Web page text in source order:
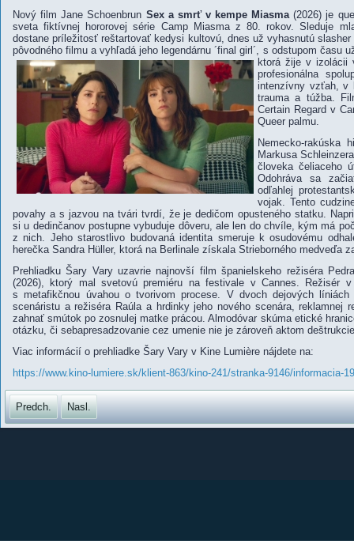
Nový film Jane Schoenbrun Sex a smrť v kempe Miasma(2026) je
sveta fiktívnej hororovej série Camp Miasma z 80. rokov. Sleduje
dostane príležitosť reštartovať kedysi kultovú, dnes už vyhasnutú
pôvodného filmu a vyhľadá jeho legendárnu ´final girl´, s odstupom času
ktorá žije v izolácii
profesionálna
intenzívny vzťah, v
trauma a túžba.
Certain Regard v
Queer palmu.
Nemecko-rakúska
Markusa
človeka čeliaceho
Odohráva sa
odľahlej
vojak. Tento
povahy a s jazvou na tvári tvrdí, že je dedičom opusteného statku.
si u dedinčanov postupne vybuduje dôveru, ale len do chvíle, kým má
z nich. Jeho starostlivo budovaná identita smeruje k osudovému
herečka Sandra Hüller, ktorá na Berlinale získala Strieborného medveďa
Prehliadku Šary Vary uzavrie najnovší film španielskeho režiséra
(2026), ktorý mal svetovú premiéru na festivale v Cannes. Režisér
s metafikčnou úvahou o tvorivom procese. V dvoch dejových líniách
scenáristu a režiséra Raúla a hrdinky jeho nového scenára, reklamnej
zahnať smútok po zosnulej matke prácou. Almodóvar skúma etické
otázku, či sebapresadzovanie cez umenie nie je zároveň aktom
Viac informácií o prehliadke Šary Vary v Kine Lumière nájdete na:
https://www.kino-lumiere.sk/klient-863/kino-241/stranka-9146/informacia-
Predch. Nasl.